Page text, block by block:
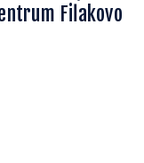
Fiľakovo